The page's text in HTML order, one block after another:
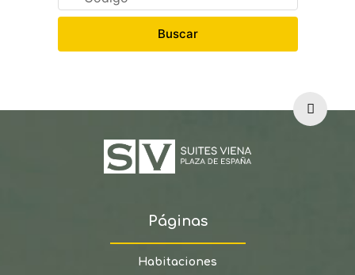
Buscar
Páginas
Habitaciones